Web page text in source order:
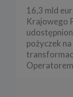
16,3 mld
Krajowego
pożyczek